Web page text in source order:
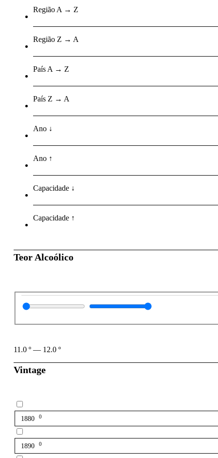
Região A → Z
Região Z → A
País A → Z
País Z → A
Ano ↓
Ano ↑
Capacidade ↓
Capacidade ↑
Teor Alcoólico
11.0 º — 12.0 º
Vintage
1880 0
1890 0